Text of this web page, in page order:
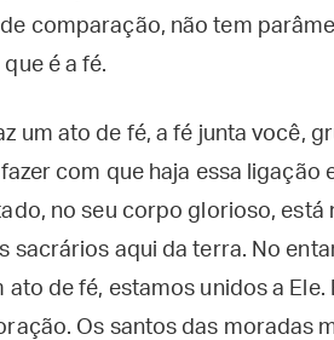
comparação, não tem
é a fé.
um ato de fé, a fé junta você,
com que haja essa ligação
no seu corpo glorioso, está
sacrários aqui da terra. No
ato de fé, estamos unidos a
Os santos das moradas